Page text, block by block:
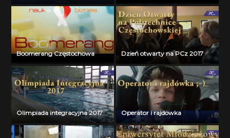
Boomerang Częstochowa Dzień otwarty na PCz 2017
Olimpiada integracyjna 2017 Operator i rajdowka